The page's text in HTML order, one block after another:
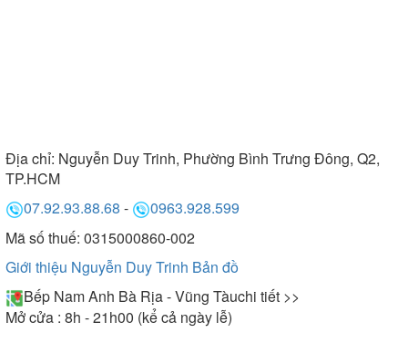
Địa chỉ: Nguyễn Duy Trinh, Phường Bình Trưng Đông, Q2,
TP.HCM
07.92.93.88.68 -
0963.928.599
Mã số thuế: 0315000860-002
Giới thiệu Nguyễn Duy Trinh Bản đồ
Bếp Nam Anh Bà Rịa - Vũng Tàuchi tiết >>
Mở cửa : 8h - 21h00 (kể cả ngày lễ)